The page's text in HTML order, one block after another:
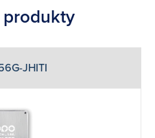
produkty
JHITI